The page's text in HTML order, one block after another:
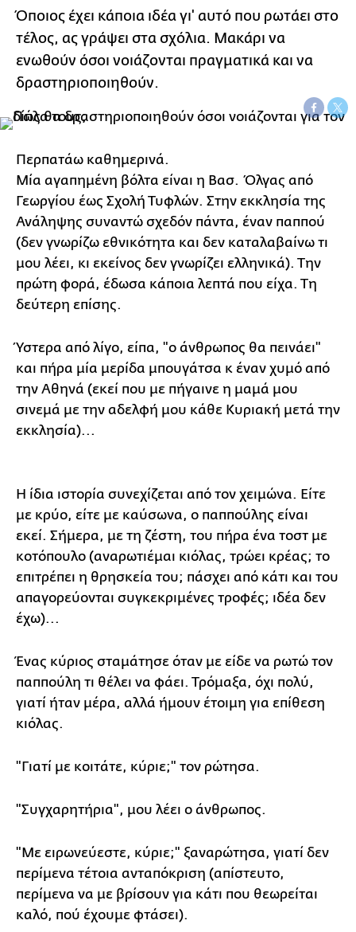
Όποιος έχει κάποια ιδέα γι' αυτό που ρωτάει στο
τέλος, ας γράψει στα σχόλια. Μακάρι να
ενωθούν όσοι νοιάζονται πραγματικά και να
δραστηριοποιηθούν.
Περπατάω καθημερινά.
Μία αγαπημένη βόλτα είναι η Βασ. Όλγας από
Γεωργίου έως Σχολή Τυφλών. Στην εκκλησία της
Ανάληψης συναντώ σχεδόν πάντα, έναν παππού
(δεν γνωρίζω εθνικότητα και δεν καταλαβαίνω τι
μου λέει, κι εκείνος δεν γνωρίζει ελληνικά). Την
πρώτη φορά, έδωσα κάποια λεπτά που είχα. Τη
δεύτερη επίσης.
Ύστερα από λίγο, είπα, "ο άνθρωπος θα πεινάει"
και πήρα μία μερίδα μπουγάτσα κ έναν χυμό από
την Αθηνά (εκεί που με πήγαινε η μαμά μου
σινεμά με την αδελφή μου κάθε Κυριακή μετά την
εκκλησία)...
Η ίδια ιστορία συνεχίζεται από τον χειμώνα. Είτε
με κρύο, είτε με καύσωνα, ο παππούλης είναι
εκεί. Σήμερα, με τη ζέστη, του πήρα ένα τοστ με
κοτόπουλο (αναρωτιέμαι κιόλας, τρώει κρέας; το
επιτρέπει η θρησκεία του; πάσχει από κάτι και του
απαγορεύονται συγκεκριμένες τροφές; ιδέα δεν
έχω)...
Ένας κύριος σταμάτησε όταν με είδε να ρωτώ τον
παππούλη τι θέλει να φάει. Τρόμαξα, όχι πολύ,
γιατί ήταν μέρα, αλλά ήμουν έτοιμη για επίθεση
κιόλας.
"Γιατί με κοιτάτε, κύριε;" τον ρώτησα.
"Συγχαρητήρια", μου λέει ο άνθρωπος.
"Με ειρωνεύεστε, κύριε;" ξαναρώτησα, γιατί δεν
περίμενα τέτοια ανταπόκριση (απίστευτο,
περίμενα να με βρίσουν για κάτι που θεωρείται
καλό, πού έχουμε φτάσει).